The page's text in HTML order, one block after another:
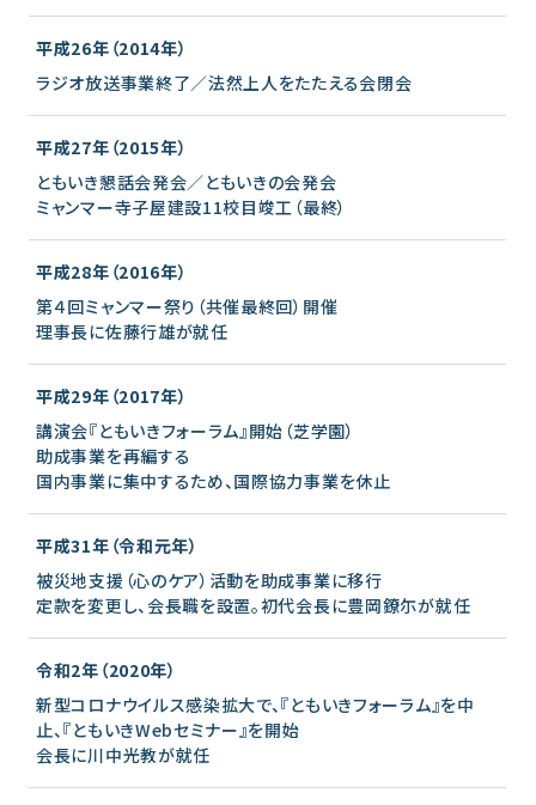
平成26年（2014年）
ラジオ放送事業終了／法然上人をたたえる会閉会
平成27年（2015年）
ともいき懇話会発会／ともいきの会発会
ミャンマー寺子屋建設11校目竣工（最終）
平成28年（2016年）
第４回ミャンマー祭り（共催最終回）開催
理事長に佐藤行雄が就任
平成29年（2017年）
講演会『ともいきフォーラム』開始（芝学園）
助成事業を再編する
国内事業に集中するため、国際協力事業を休止
平成31年（令和元年）
被災地支援（心のケア）活動を助成事業に移行
定款を変更し、会長職を設置。初代会長に豊岡鐐尓が就任
令和2年（2020年）
新型コロナウイルス感染拡大で、『ともいきフォーラム』を中
止、『ともいきWebセミナー』を開始
会長に川中光教が就任